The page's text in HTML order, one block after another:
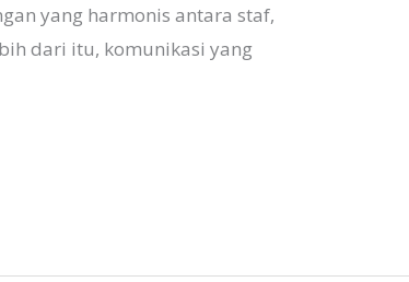
yang harmonis antara staf,
dari itu, komunikasi yang